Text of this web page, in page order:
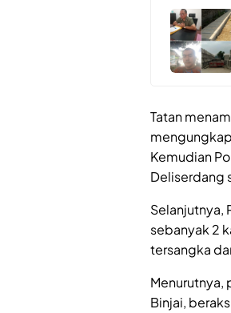
Tatan
Kemudian
Deliserdang
Selanjutnya,
sebanyak 2
tersangka
Menurutnya,
Binjai,